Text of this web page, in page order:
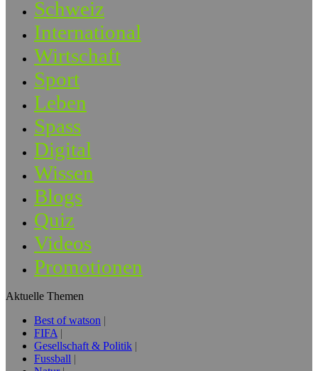
Schweiz
International
Wirtschaft
Sport
Leben
Spass
Digital
Wissen
Blogs
Quiz
Videos
Promotionen
Aktuelle Themen
Best of watson
FIFA
Gesellschaft & Politik
Fussball